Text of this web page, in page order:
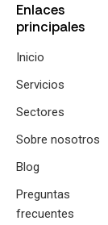
Enlaces
principales
Inicio
Servicios
Sectores
Sobre nosotros
Blog
Preguntas
frecuentes